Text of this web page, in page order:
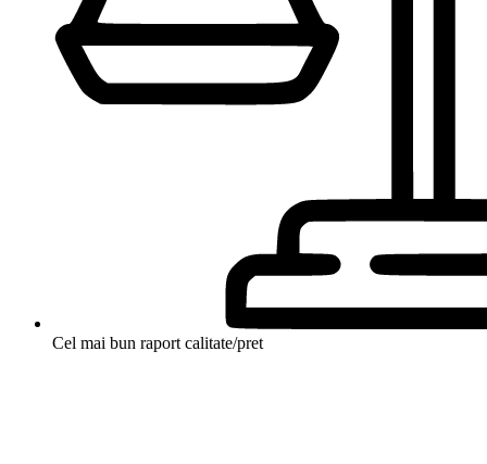
Cel mai bun raport calitate/pret